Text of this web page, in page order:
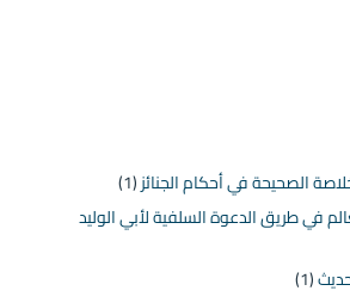
الصحيحة في أحكام الجنائز(1)
في طريق الدعوة السلفية لأبي الوليد
(1)